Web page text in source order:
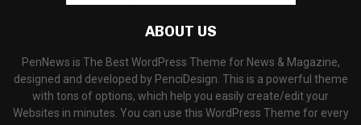
ABOUT US
PenNews is The Best WordPress Theme for News & Magazine,
designed and developed by PenciDesign. This is a powerful theme
with tons of options, which help you easily create/edit your
Websites in minutes. You can use this WordPress Theme for every